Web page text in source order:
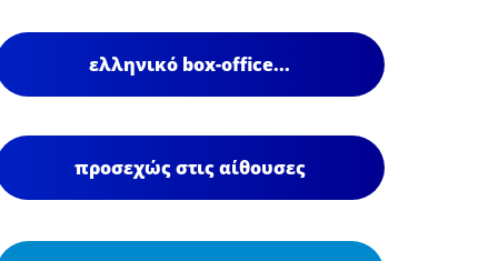
ελληνικό box-office...
προσεχώς στις αίθουσες